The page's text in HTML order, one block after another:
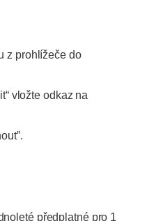
z prohlížeče do
vložte odkaz na
předplatné pro 1